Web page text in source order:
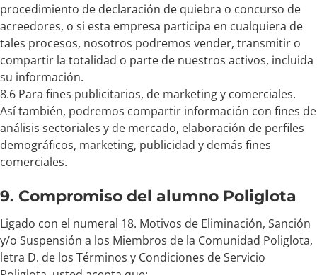
procedimiento de declaración de quiebra o concurso de
acreedores, o si esta empresa participa en cualquiera de
tales procesos, nosotros podremos vender, transmitir o
compartir la totalidad o parte de nuestros activos, incluida
su información.
8.6 Para fines publicitarios, de marketing y comerciales.
Así también, podremos compartir información con fines de
análisis sectoriales y de mercado, elaboración de perfiles
demográficos, marketing, publicidad y demás fines
comerciales.
9. Compromiso del alumno Poliglota
Ligado con el numeral 18. Motivos de Eliminación, Sanción
y/o Suspensión a los Miembros de la Comunidad Poliglota,
letra D. de los Términos y Condiciones de Servicio